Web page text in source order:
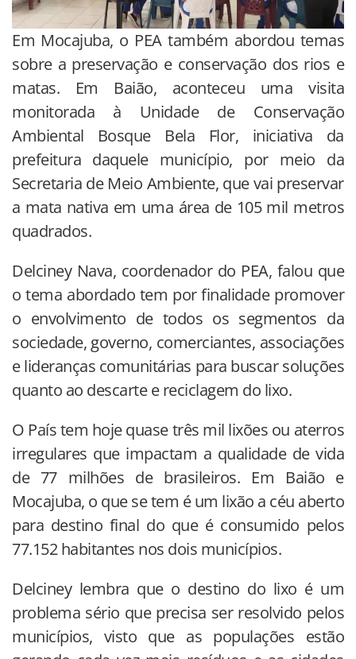
Em Mocajuba, o PEA também abordou temas
sobre a preservação e conservação dos rios e
matas. Em Baião, aconteceu uma visita
monitorada à Unidade de Conservação
Ambiental Bosque Bela Flor, iniciativa da
prefeitura daquele município, por meio da
Secretaria de Meio Ambiente, que vai preservar
a mata nativa em uma área de 105 mil metros
quadrados.
Delciney Nava, coordenador do PEA, falou que
o tema abordado tem por finalidade promover
o envolvimento de todos os segmentos da
sociedade, governo, comerciantes, associações
e lideranças comunitárias para buscar soluções
quanto ao descarte e reciclagem do lixo.
O País tem hoje quase três mil lixões ou aterros
irregulares que impactam a qualidade de vida
de 77 milhões de brasileiros. Em Baião e
Mocajuba, o que se tem é um lixão a céu aberto
para destino final do que é consumido pelos
77.152 habitantes nos dois municípios.
Delciney lembra que o destino do lixo é um
problema sério que precisa ser resolvido pelos
municípios, visto que as populações estão